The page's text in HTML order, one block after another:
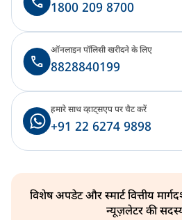
1800 209 8700
8828840199
ऑनलाइन पॉलिसी खरीदने के लिए
+91 22 6274 9898
हमारे साथ व्हाट्सएप पर चैट करें
विशेष अपडेट और स्मार्ट वित्तीय
न्यूज़लेटर की